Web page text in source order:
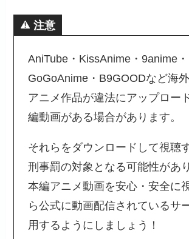
注意
AniTube・KissAnime・9anime・
GoGoAnime・B9GOODなど海
アニメ作品が違法にアップロー
編動画がある場合があります。
それらをダウンロードして視聴
刑事罰の対象となる可能性があ
本編アニメ動画を安心・安全に
ら公式に動画配信されているサ
用するようにしましょう！